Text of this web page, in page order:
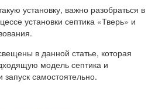
установку, важно разобраться в
установки септика «Тверь» и
в данной статье, которая
модель септика и
самостоятельно.